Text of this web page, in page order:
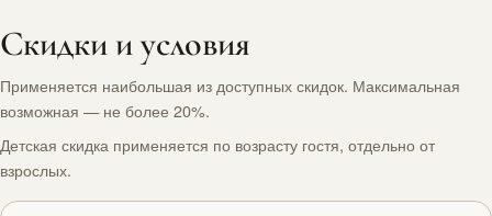
Скидки и условия
Применяется наибольшая из доступных скидок. Максимальная
возможная — не более 20%.
Детская скидка применяется по возрасту гостя, отдельно от
взрослых.